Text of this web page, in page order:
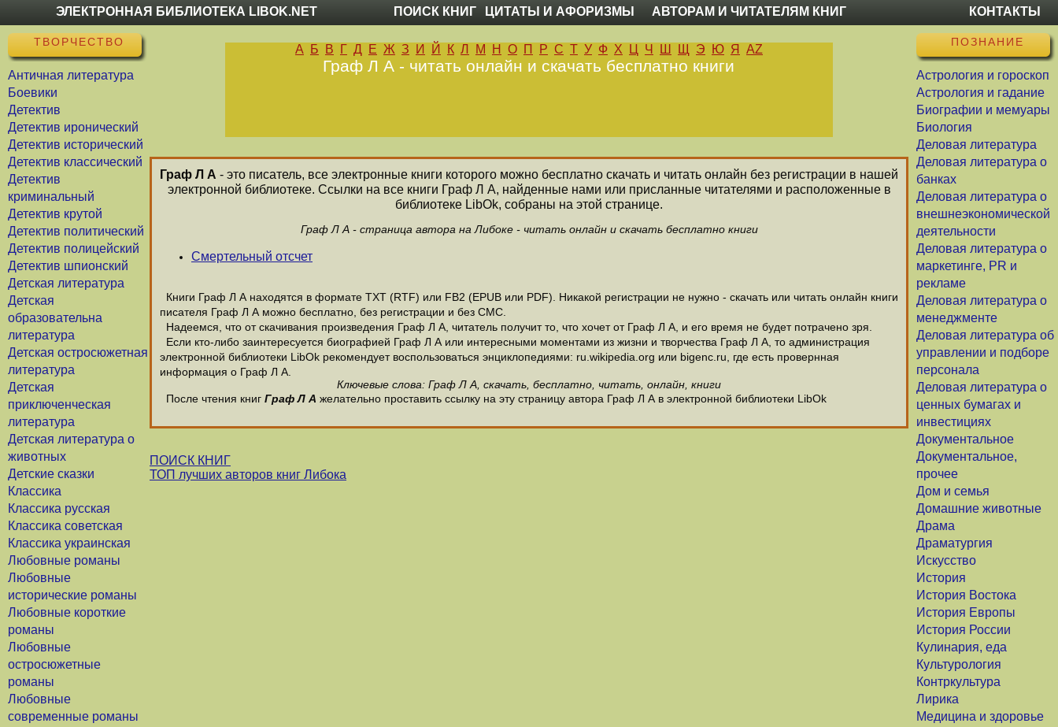
ЭЛЕКТРОННАЯ БИБЛИОТЕКА LIBOK.NET ПОИСК КНИГ ЦИТАТЫ И АФОРИЗМЫ АВТОРАМ И ЧИТАТЕЛЯМ КНИГ КОНТАКТЫ
ТВОРЧЕСТВО
Античная литература
Боевики
Детектив
Детектив иронический
Детектив исторический
Детектив классический
Детектив
криминальный
Детектив крутой
Детектив политический
Детектив полицейский
Детектив шпионский
Детская литература
Детская
образовательна
литература
Детская остросюжетная
литература
Детская
приключенческая
литература
Детская литература о
животных
Детские сказки
Классика
Классика русская
Классика советская
Классика украинская
Любовные романы
Любовные
исторические романы
Любовные короткие
романы
Любовные
остросюжетные
романы
Любовные
современные романы
ПОЗНАНИЕ
Астрология и гороскоп
Астрология и гадание
Биографии и мемуары
Биология
Деловая литература
Деловая литература о
банках
Деловая литература о
внешнеэкономической
деятельности
Деловая литература о
маркетинге, PR и
рекламе
Деловая литература о
менеджменте
Деловая литература об
управлении и подборе
персонала
Деловая литература о
ценных бумагах и
инвестициях
Документальное
Документальное,
прочее
Дом и семья
Домашние животные
Драма
Драматургия
Искусство
История
История Востока
История Европы
История России
Кулинария, еда
Культурология
Контркультура
Лирика
Медицина и здоровье
А Б В Г Д Е Ж З И Й К Л М Н О П Р С Т У Ф Х Ц Ч Ш Щ Э Ю Я AZ
Граф Л А - читать онлайн и скачать бесплатно книги
Граф Л А - это писатель, все электронные книги которого можно бесплатно скачать и читать онлайн без регистрации в нашей
электронной библиотеке. Ссылки на все книги Граф Л А, найденные нами или присланные читателями и расположенные в
библиотеке LibOk, собраны на этой странице.
Граф Л А - страница автора на Либоке - читать онлайн и скачать бесплатно книги
Смертельный отсчет
Книги Граф Л А находятся в формате ТХТ (RTF) или FB2 (EPUB или PDF). Никакой регистрации не нужно - скачать или читать онлайн книги
писателя Граф Л А можно бесплатно, без регистрации и без СМС.
Надеемся, что от скачивания произведения Граф Л А, читатель получит то, что хочет от Граф Л А, и его время не будет потрачено зря.
Если кто-либо заинтересуется биографией Граф Л А или интересными моментами из жизни и творчества Граф Л А, то администрация
электронной библиотеки LibOk рекомендует воспользоваться энциклопедиями: ru.wikipedia.org или bigenc.ru, где есть провернная
информация о Граф Л А.
Ключевые слова: Граф Л А, скачать, бесплатно, читать, онлайн, книги
После чтения книг Граф Л А желательно проставить ссылку на эту страницу автора Граф Л А в электронной библиотеки LibOk
ПОИСК КНИГ
ТОП лучших авторов книг Либока